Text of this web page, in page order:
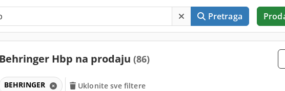
Pretraga
Behringer Hbp na prodaju (86)
BEHRINGER Uklonite sve filtere